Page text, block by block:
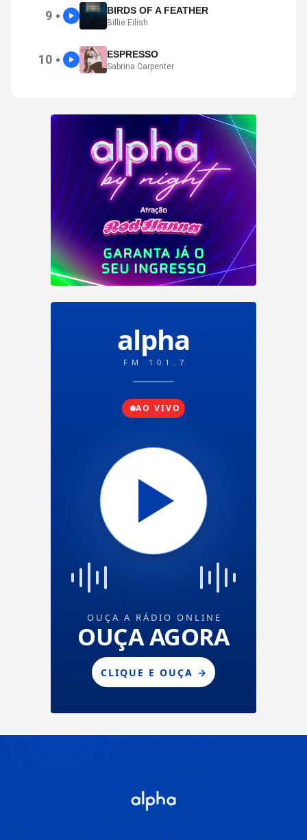
9 ● BIRDS OF A FEATHER
Billie Eilish
10 ● ESPRESSO
Sabrina Carpenter